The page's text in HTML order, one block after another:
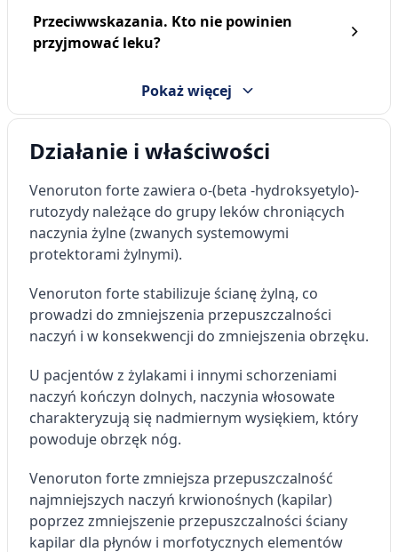
Przeciwwskazania. Kto nie powinien
przyjmować leku?
Pokaż więcej
Działanie i właściwości
Venoruton forte zawiera o-(beta -hydroksyetylo)-
rutozydy należące do grupy leków chroniących
naczynia żylne (zwanych systemowymi
protektorami żylnymi).
Venoruton forte stabilizuje ścianę żylną, co
prowadzi do zmniejszenia przepuszczalności
naczyń i w konsekwencji do zmniejszenia obrzęku.
U pacjentów z żylakami i innymi schorzeniami
naczyń kończyn dolnych, naczynia włosowate
charakteryzują się nadmiernym wysiękiem, który
powoduje obrzęk nóg.
Venoruton forte zmniejsza przepuszczalność
najmniejszych naczyń krwionośnych (kapilar)
poprzez zmniejszenie przepuszczalności ściany
kapilar dla płynów i morfotycznych elementów